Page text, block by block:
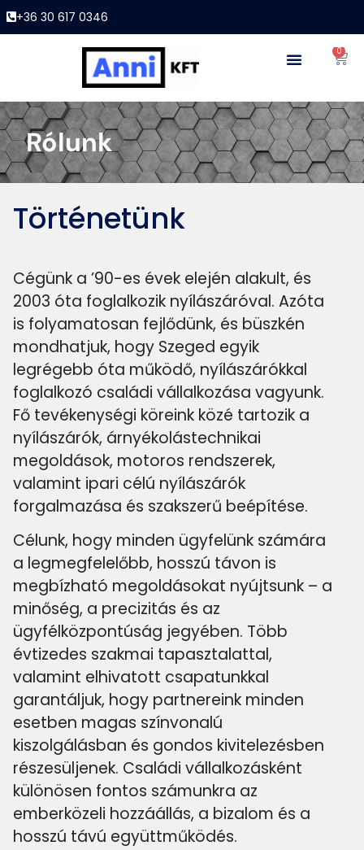
+36 30 617 0346
0
Rólunk
Történetünk
Cégünk a ’90-es évek elején alakult, és
2003 óta foglalkozik nyílászáróval. Azóta
is folyamatosan fejlődünk, és büszkén
mondhatjuk, hogy Szeged egyik
legrégebb óta működő, nyílászárókkal
foglalkozó családi vállalkozása vagyunk.
Fő tevékenységi köreink közé tartozik a
nyílászárók, árnyékolástechnikai
megoldások, motoros rendszerek,
valamint ipari célú nyílászárók
forgalmazása és szakszerű beépítése.
Célunk, hogy minden ügyfelünk számára
a legmegfelelőbb, hosszú távon is
megbízható megoldásokat nyújtsunk – a
minőség, a precizitás és az
ügyfélközpontúság jegyében. Több
évtizedes szakmai tapasztalattal,
valamint elhivatott csapatunkkal
garantáljuk, hogy partnereink minden
esetben magas színvonalú
kiszolgálásban és gondos kivitelezésben
részesüljenek. Családi vállalkozásként
különösen fontos számunkra az
emberközeli hozzáállás, a bizalom és a
hosszú távú együttműködés.